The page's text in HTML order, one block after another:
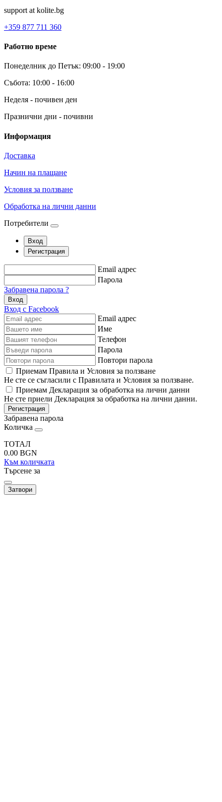
support at kolite.bg
+359 877 711 360
Работно време
Понеделник до Петък: 09:00 - 19:00
Събота: 10:00 - 16:00
Неделя - почивен ден
Празнични дни - почивни
Информация
Доставка
Начин на плащане
Условия за ползване
Обработка на лични данни
Потребители
Вход
Регистрация
Email адрес
Парола
Забравена парола ?
Вход
Вход с Facebook
Email адрес
Име
Телефон
Парола
Повтори парола
Приемам Правила и Условия за ползване
Не сте се съгласили с Правилата и Условия за ползване.
Приемам Декларация за обработка на лични данни
Не сте приели Декларация за обработка на лични данни.
Регистрация
Забравена парола
Количка
ТОТАЛ
0.00 BGN
Към количката
Търсене за
Затвори